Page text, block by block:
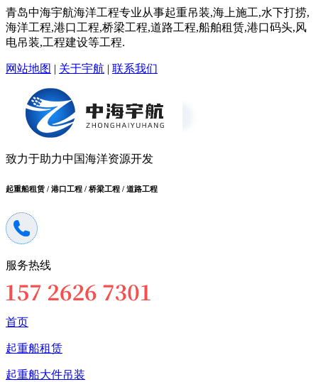
青岛中海宇航海洋工程专业从事起重吊装,海上施工,水下打捞,
海洋工程,港口工程,桥梁工程,道路工程,船舶租赁,港口码头,风
电吊装,工程建设等工程.
网站地图 | 关于宇航 | 联系我们
致力于助力中国海洋资源开发
起重船租赁 / 港口工程 / 桥梁工程 / 道路工程
服务热线
首页
起重船租赁
起重船大件吊装